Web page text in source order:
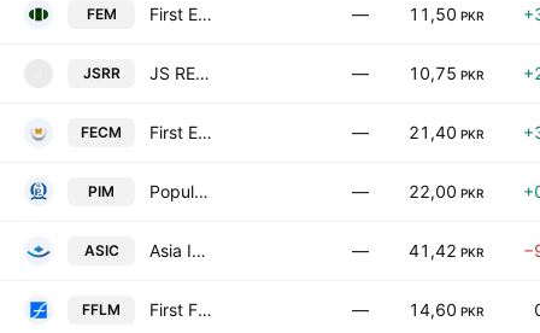
FEM First Equity Modaraba — 11,50 PKR
JSRR JS RENTAL REIT — 10,75 PKR
FECM First Elite Capital Modaraba — 21,40 PKR
PIM Popular Islamic Modaraba — 22,00 PKR
ASIC Asia Insurance Co. Ltd. (Pakistan) — 41,42 PKR
FFLM First Fidelity Leasing Modaraba — 14,60 PKR